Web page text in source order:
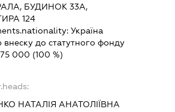
БУДИНОК 33А,
124
Україна
внеску до статутного фонду
75 000 (100 %)
НАТАЛІЯ АНАТОЛІЇВНА